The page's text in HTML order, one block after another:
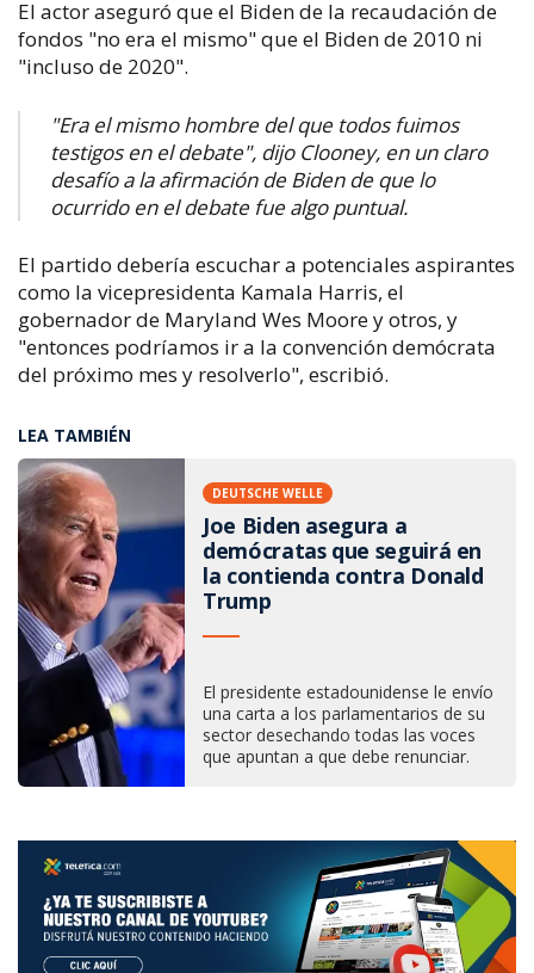
El actor aseguró que el Biden de la recaudación de
fondos "no era el mismo" que el Biden de 2010 ni
"incluso de 2020".
"Era el mismo hombre del que todos fuimos
testigos en el debate", dijo Clooney, en un claro
desafío a la afirmación de Biden de que lo
ocurrido en el debate fue algo puntual.
El partido debería escuchar a potenciales aspirantes
como la vicepresidenta Kamala Harris, el
gobernador de Maryland Wes Moore y otros, y
"entonces podríamos ir a la convención demócrata
del próximo mes y resolverlo", escribió.
LEA TAMBIÉN
DEUTSCHE WELLE
Joe Biden asegura a
demócratas que seguirá en
la contienda contra Donald
Trump
El presidente estadounidense le envío
una carta a los parlamentarios de su
sector desechando todas las voces
que apuntan a que debe renunciar.